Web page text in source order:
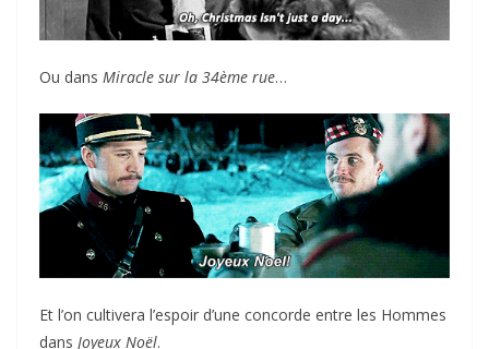
Ou dans Miracle sur la 34ème rue…
Et l’on cultivera l’espoir d’une concorde entre les Hommes
dans Joyeux Noël.